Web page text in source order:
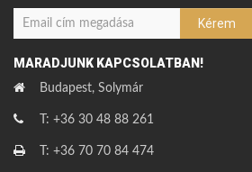
MARADJUNK KAPCSOLATBAN!
Budapest, Solymár
T: +36 30 48 88 261
T: +36 70 70 84 474